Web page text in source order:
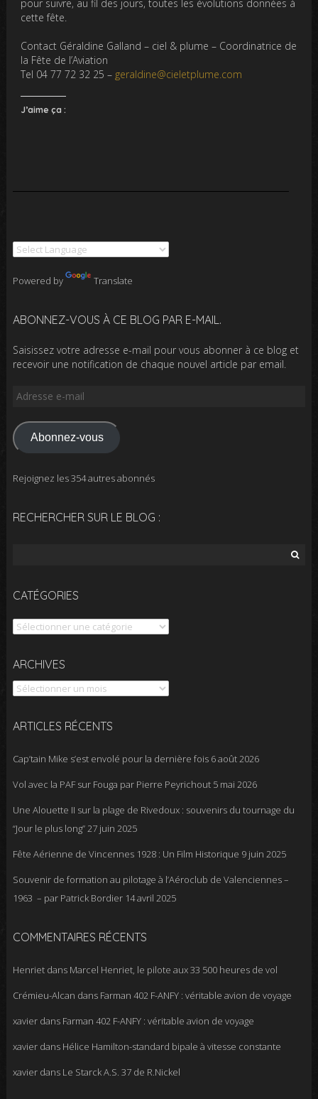
pour suivre, au fil des jours, toutes les évolutions données à
cette fête.
Contact Géraldine Galland – ciel & plume – Coordinatrice de
la Fête de l’Aviation
Tel 04 77 72 32 25 – geraldine@cieletplume.com
J’aime ça :
Powered by Translate
ABONNEZ-VOUS À CE BLOG PAR E-MAIL.
Saisissez votre adresse e-mail pour vous abonner à ce blog et
recevoir une notification de chaque nouvel article par email.
Adresse
mail
Abonnez-vous
Rejoignez les 354 autres abonnés
RECHERCHER SUR LE BLOG :
CATÉGORIES
Catégories
ARCHIVES
Archives
ARTICLES RÉCENTS
Cap’tain Mike s’est envolé pour la dernière fois 6 août 2026
Vol avec la PAF sur Fouga par Pierre Peyrichout 5 mai 2026
Une Alouette II sur la plage de Rivedoux : souvenirs du tournage du
“Jour le plus long”27 juin 2025
Fête Aérienne de Vincennes 1928 : Un Film Historique 9 juin 2025
Souvenir de formation au pilotage à l’Aéroclub de Valenciennes –
1963 – par Patrick Bordier 14 avril 2025
COMMENTAIRES RÉCENTS
Henrietdans Marcel Henriet, le pilote aux 33 500 heures de vol
Crémieu-Alcan dans Farman 402 F-ANFY : véritable avion de voyage
xavierdans Farman 402 F-ANFY : véritable avion de voyage
xavierdans Hélice Hamilton-standard bipale à vitesse constante
xavierdans Le Starck A.S. 37 de R.Nickel